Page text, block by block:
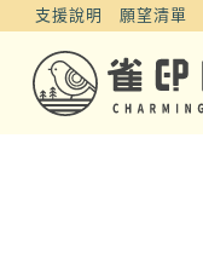
支援說明 願望清單